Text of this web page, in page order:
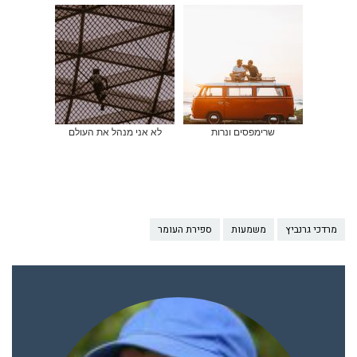
שרימפסים ונרות לא אני מנהל את העולם
מרדכי גרנביץ משמעות ספירת העומר